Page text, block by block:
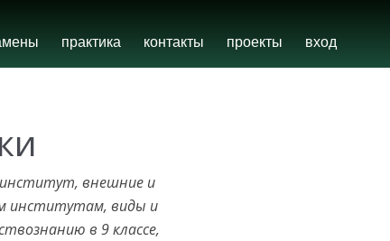
практика контакты проекты вход
институт, внешние и
институтам, виды и
в 9 классе,